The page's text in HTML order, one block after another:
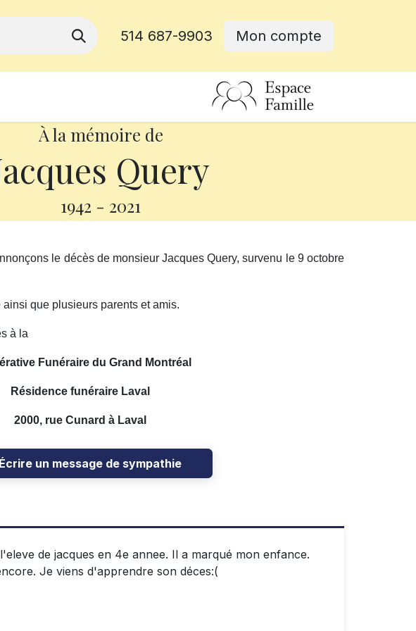
514 687-9903 Mon compte
À la mémoire de
Query
1942 - 2021
le décès de monsieur Jacques Query, survenu le 9 octobre
ainsi que plusieurs parents et amis.
à la
Funéraire du Grand Montréal
Résidence funéraire Laval
2000, rue Cunard à Laval
Écrire un message de sympathie
de jacques en 4e annee. Il a marqué mon enfance.
Je viens d'apprendre son déces:(